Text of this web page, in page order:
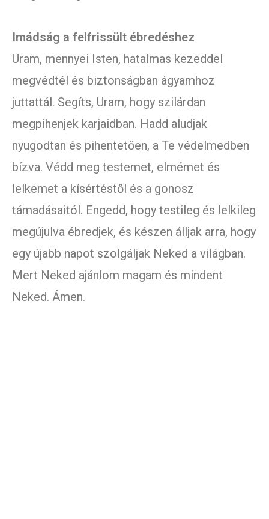
Imádság a felfrissült ébredéshez
Uram, mennyei Isten, hatalmas kezeddel
megvédtél és biztonságban ágyamhoz
juttattál. Segíts, Uram, hogy szilárdan
megpihenjek karjaidban. Hadd aludjak
nyugodtan és pihentetően, a Te védelmedben
bízva. Védd meg testemet, elmémet és
lelkemet a kísértéstől és a gonosz
támadásaitól. Engedd, hogy testileg és lelkileg
megújulva ébredjek, és készen álljak arra, hogy
egy újabb napot szolgáljak Neked a világban.
Mert Neked ajánlom magam és mindent
Neked. Ámen.